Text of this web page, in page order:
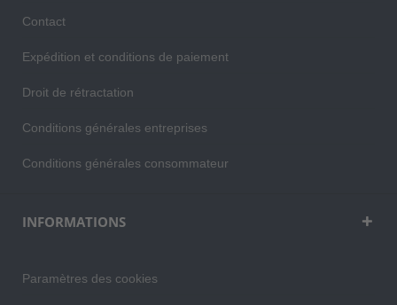
Contact
Expédition et conditions de paiement
Droit de rétractation
Conditions générales entreprises
Conditions générales consommateur
INFORMATIONS
Paramètres des cookies